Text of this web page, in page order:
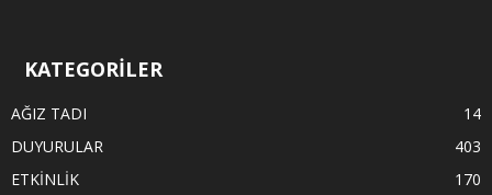
KATEGORİLER
AĞIZ TADI
14
DUYURULAR
403
ETKİNLİK
170